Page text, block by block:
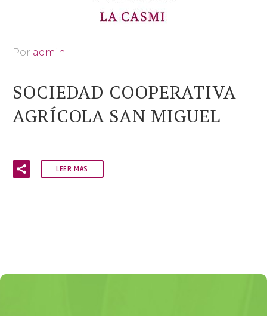
Por admin
SOCIEDAD COOPERATIVA
AGRÍCOLA SAN MIGUEL
LEER MÁS